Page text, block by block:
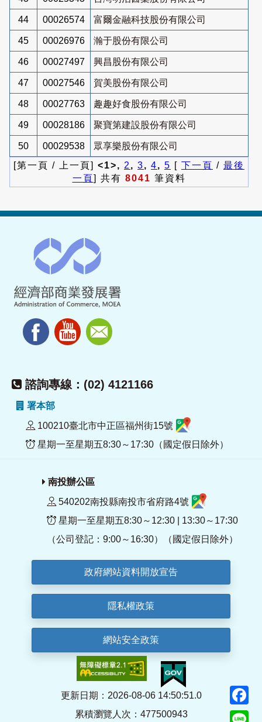
44 00026574 富爾金融科技股份有限公司
45 00026976 瀚于股份有限公司
46 00027497 興昌股份有限公司
47 00027546 賀美股份有限公司
48 00027763 趣趣好食股份有限公司
49 00028186 聚寶第建設股份有限公司
50 00029538
眾享樂股份有限公司
[第一頁 / 上一頁] <1>, 2 , 3, 4, 5 [ 下一頁 / 最後
一頁] 共有 8041 筆資料
諮詢專線：(02) 4121166
署本部
100210臺北市中正區福州街15號
星期一至星期五8:30～17:30（國定假日除外）
南投辦公區
540202南投縣南投市省府路4號
星期一至星期五8:30～12:30 | 13:30～17:30
（公司登記：9:00～16:30）（國定假日除外）
政府網站資料開放宣告
隱私權政策
網站安全政策
更新日期：2026-08-06 14:50:51.0
累積瀏覽人次：477500943